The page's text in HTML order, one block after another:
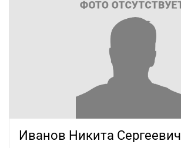
Иванов Никита Сергеевич